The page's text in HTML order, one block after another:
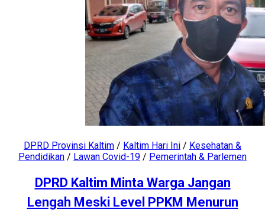
DPRD Provinsi Kaltim / Kaltim Hari Ini / Kesehatan &
Pendidikan / Lawan Covid-19 / Pemerintah & Parlemen
DPRD Kaltim Minta Warga Jangan
Lengah Meski Level PPKM Menurun